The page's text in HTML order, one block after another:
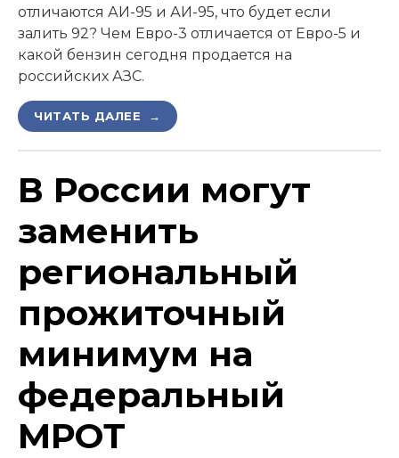
отличаются АИ-95 и АИ-95, что будет если
залить 92? Чем Евро-3 отличается от Евро-5 и
какой бензин сегодня продается на
российских АЗС.
ЧИТАТЬ ДАЛЕЕ →
В России могут
заменить
региональный
прожиточный
минимум на
федеральный
МРОТ